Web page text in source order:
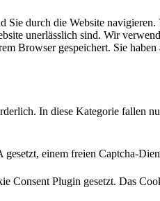
durch die Website
unerlässlich sind. Wir
Browser gespeichert. Sie
In diese Kategorie fallen
einem freien Captcha-
Consent Plugin gesetzt. Das